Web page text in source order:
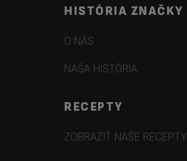
HISTÓRIA ZNAČKY
O NÁS
NAŠA HISTÓRIA
RECEPTY
ZOBRAZIŤ NAŠE RECEPTY